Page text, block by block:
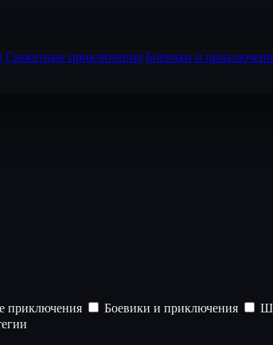
Сюжетные приключения Боевики и
приключения Боевики и приключения